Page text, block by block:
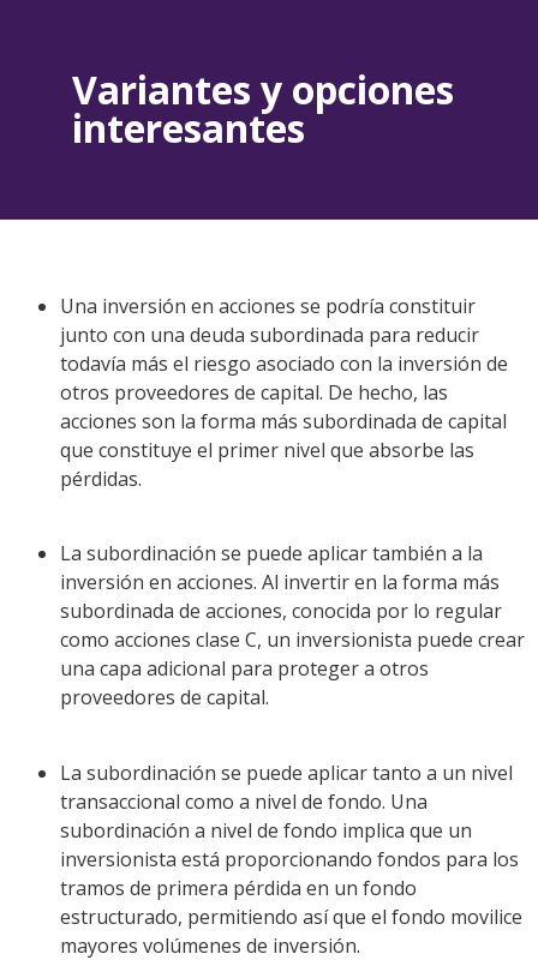
Variantes y opciones
interesantes
Una inversión en acciones se podría constituir
junto con una deuda subordinada para reducir
todavía más el riesgo asociado con la inversión de
otros proveedores de capital. De hecho, las
acciones son la forma más subordinada de capital
que constituye el primer nivel que absorbe las
pérdidas.
La subordinación se puede aplicar también a la
inversión en acciones. Al invertir en la forma más
subordinada de acciones, conocida por lo regular
como acciones clase C, un inversionista puede crear
una capa adicional para proteger a otros
proveedores de capital.
La subordinación se puede aplicar tanto a un nivel
transaccional como a nivel de fondo. Una
subordinación a nivel de fondo implica que un
inversionista está proporcionando fondos para los
tramos de primera pérdida en un fondo
estructurado, permitiendo así que el fondo movilice
mayores volúmenes de inversión.